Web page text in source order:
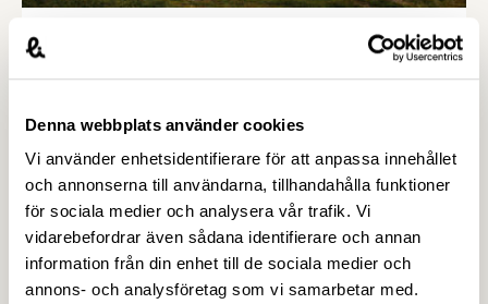
Denna webbplats använder cookies
Vi använder enhetsidentifierare för att anpassa innehållet
och annonserna till användarna, tillhandahålla funktioner
för sociala medier och analysera vår trafik. Vi
vidarebefordrar även sådana identifierare och annan
information från din enhet till de sociala medier och
annons- och analysföretag som vi samarbetar med.
Välkommen på Livsmedelsföretagens
I vår tecknar vi på Livsmedelsföretagen nya
kollektivavtal med Livsmedelsarbetareförbundet,
Unionen och Sveriges Ingenjörer som gäller från
och med den 1 april i år. På våra arbetsgivarträffar
nu i april går vi igenom förändringar i
kollektivavtalen och ni som deltar har möjlighet att
ställa frågor. Träffarna anordnas på sju orter runt